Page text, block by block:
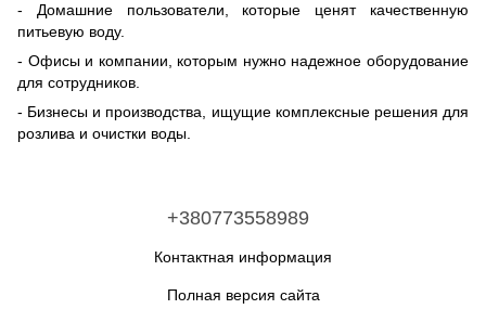
- Домашние пользователи, которые ценят качественную
питьевую воду.
- Офисы и компании, которым нужно надежное оборудование
для сотрудников.
- Бизнесы и производства, ищущие комплексные решения для
розлива и очистки воды.
+380773558989
Контактная информация
Полная версия сайта